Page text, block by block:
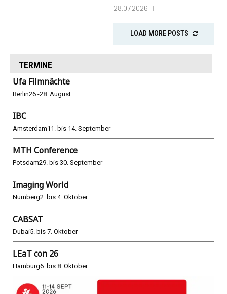
28.07.2026
LOAD MORE POSTS
TERMINE
Ufa Filmnächte
Berlin26.-28. August
IBC
Amsterdam11. bis 14. September
MTH Conference
Potsdam29. bis 30. September
Imaging World
Nürnberg2. bis 4. Oktober
CABSAT
Dubai5. bis 7. Oktober
LEaT con 26
Hamburg6. bis 8. Oktober